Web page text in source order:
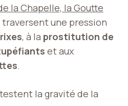
la Chapelle, la Goutte
traversent une pression
rixes, à la prostitution de
et aux
.
la gravité de la